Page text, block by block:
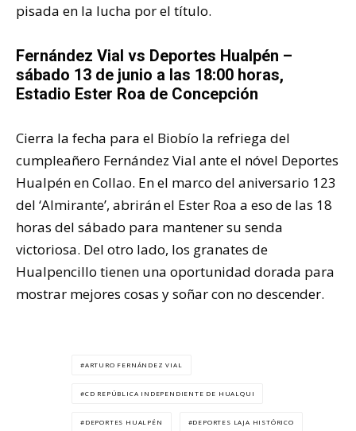
pisada en la lucha por el título.
Fernández Vial vs Deportes Hualpén –
sábado 13 de junio a las 18:00 horas,
Estadio Ester Roa de Concepción
Cierra la fecha para el Biobío la refriega del
cumpleañero Fernández Vial ante el nóvel Deportes
Hualpén en Collao. En el marco del aniversario 123
del ‘Almirante’, abrirán el Ester Roa a eso de las 18
horas del sábado para mantener su senda
victoriosa. Del otro lado, los granates de
Hualpencillo tienen una oportunidad dorada para
mostrar mejores cosas y soñar con no descender.
ARTURO FERNÁNDEZ VIAL
CD REPÚBLICA INDEPENDIENTE DE HUALQUI
DEPORTES HUALPÉN DEPORTES LAJA HISTÓRICO